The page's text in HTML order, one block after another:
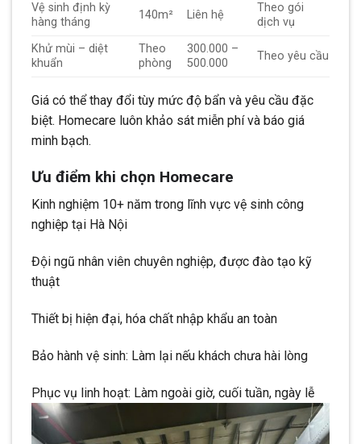
Vệ sinh định kỳ
hàng tháng
140m² Liên hệ
Theo gói
dịch vụ
Khử mùi – diệt
khuẩn
Theo
phòng
300.000 –
500.000
Theo yêu cầu
Giá có thể thay đổi tùy mức độ bẩn và yêu cầu đặc
biệt. Homecare luôn khảo sát miễn phí và báo giá
minh bạch.
Ưu điểm khi chọn Homecare
Kinh nghiệm 10+ năm trong lĩnh vực vệ sinh công
nghiệp tại Hà Nội
Đội ngũ nhân viên chuyên nghiệp, được đào tạo kỹ
thuật
Thiết bị hiện đại, hóa chất nhập khẩu an toàn
Bảo hành vệ sinh: Làm lại nếu khách chưa hài lòng
Phục vụ linh hoạt: Làm ngoài giờ, cuối tuần, ngày lễ